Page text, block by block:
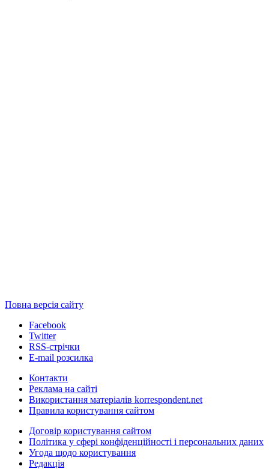
Повна версія сайту
Facebook
Twitter
RSS-стрічки
E-mail розсилка
Контакти
Реклама на сайті
Використання матеріалів korrespondent.net
Правила користування сайтом
Договір користування сайтом
Політика у сфері конфіденційності і персональних даних
Угода щодо користування
Редакція